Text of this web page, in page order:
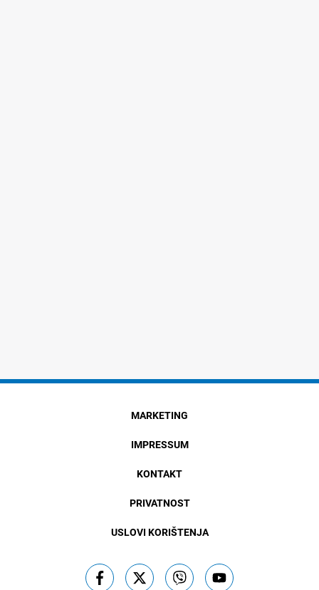
MARKETING
IMPRESSUM
KONTAKT
PRIVATNOST
USLOVI KORIŠTENJA